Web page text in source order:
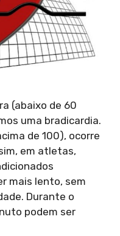
(abaixo de 60
uma bradicardia.
de 100), ocorre
em atletas,
mais lento, sem
Durante o
podem ser